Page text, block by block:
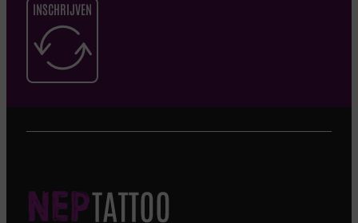
INSCHRIJVEN